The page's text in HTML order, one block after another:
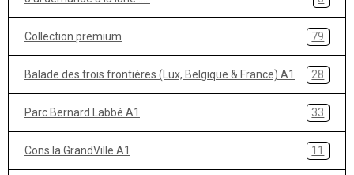
Collection premium 79
Balade des trois frontières (Lux, Belgique & France) A1 28
Parc Bernard Labbé A1 33
Cons la GrandVille A1 11